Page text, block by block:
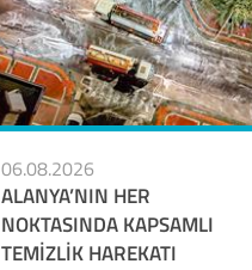
06.08.2026
ALANYA’NIN HER
NOKTASINDA KAPSAMLI
TEMİZLİK HAREKATI